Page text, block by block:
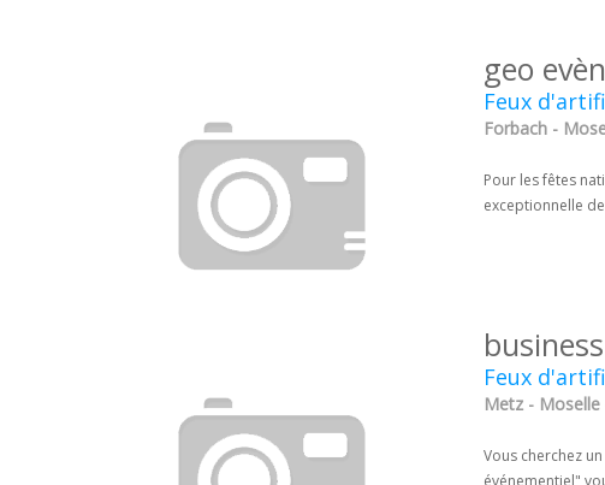
geo
Feux
Forbach -
Pour les fêtes
exceptionnelle
Feux
Metz - Moselle
Vous cherchez